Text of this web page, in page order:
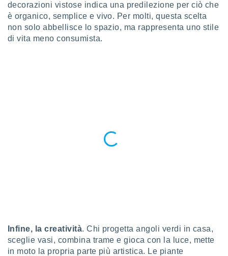
profili
di
decorazioni vistose indica una predilezione per ciò che
è organico, semplice e vivo. Per molti, questa scelta
non solo abbellisce lo spazio, ma rappresenta uno stile
di vita meno consumista.
Infine, la creatività. Chi progetta angoli verdi in casa,
sceglie vasi, combina trame e gioca con la luce, mette
in moto la propria parte più artistica. Le piante